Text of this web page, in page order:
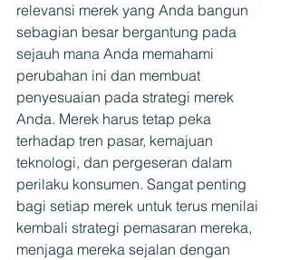
relevansi merek yang Anda bangun
sebagian besar bergantung pada
sejauh mana Anda memahami
perubahan ini dan membuat
penyesuaian pada strategi merek
Anda. Merek harus tetap peka
terhadap tren pasar, kemajuan
teknologi, dan pergeseran dalam
perilaku konsumen. Sangat penting
bagi setiap merek untuk terus menilai
kembali strategi pemasaran mereka,
menjaga mereka sejalan dengan